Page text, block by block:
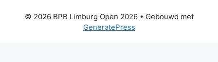
© 2026 BPB Limburg Open 2026• Gebouwd met
GeneratePress